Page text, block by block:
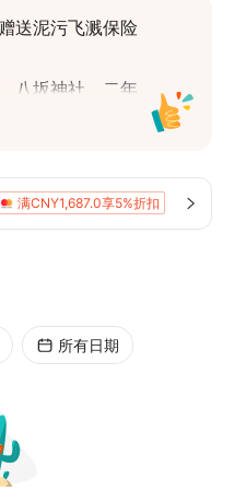
送泥污飞溅保险
八坂神社、二年
人的发型设计绝
也OK！
免费
优先联系我们解
满CNY1,687.0享5%折扣
所有日期